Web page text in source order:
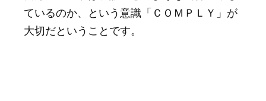
ているのか、という意識「ＣＯＭＰＬＹ」が
大切だということです。